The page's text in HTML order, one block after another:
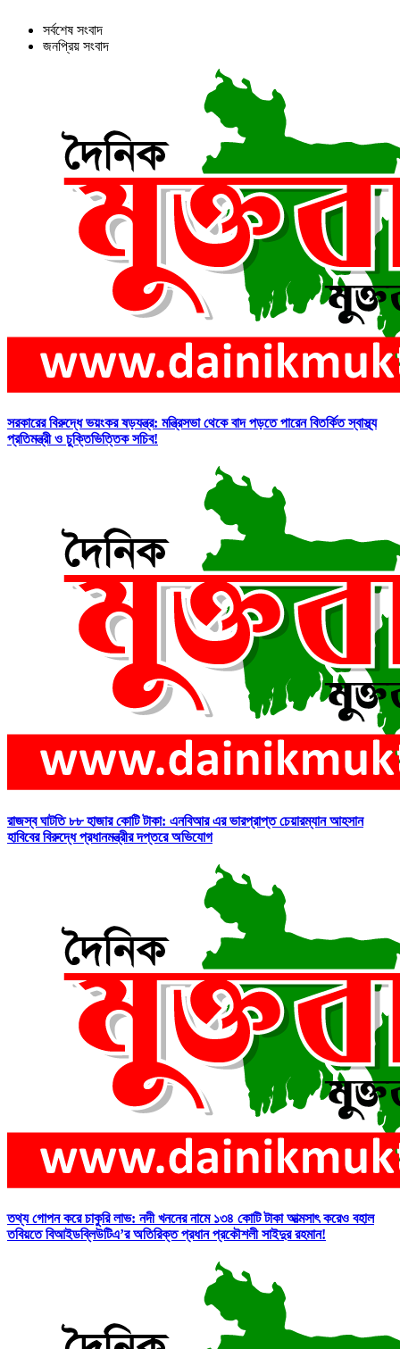
সর্বশেষ সংবাদ
জনপ্রিয় সংবাদ
সরকারের বিরুদ্ধে ভয়ংকর ষড়যন্ত্র: মন্ত্রিসভা থেকে বাদ পড়তে পারেন বিতর্কিত স্বাস্থ্য
প্রতিমন্ত্রী ও চুক্তিভিত্তিক সচিব!
রাজস্ব ঘাটতি ৮৮ হাজার কোটি টাকা: এনবিআর এর ভারপ্রাপ্ত চেয়ারম্যান আহসান
হাবিবের বিরুদ্ধে প্রধানমন্ত্রীর দপ্তরে অভিযোগ
তথ্য গোপন করে চাকুরি লাভ: নদী খননের নামে ১৩৪ কোটি টাকা আত্মসাৎ করেও বহাল
তবিয়তে বিআইডব্লিউটিএ’র অতিরিক্ত প্রধান প্রকৌশলী সাইদুর রহমান!